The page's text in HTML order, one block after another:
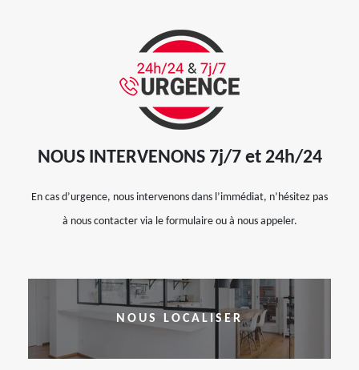
NOUS INTERVENONS 7j/7 et 24h/24
En cas d’urgence, nous intervenons dans l’immédiat, n’hésitez pas
à nous contacter via le formulaire ou à nous appeler.
NOUS LOCALISER